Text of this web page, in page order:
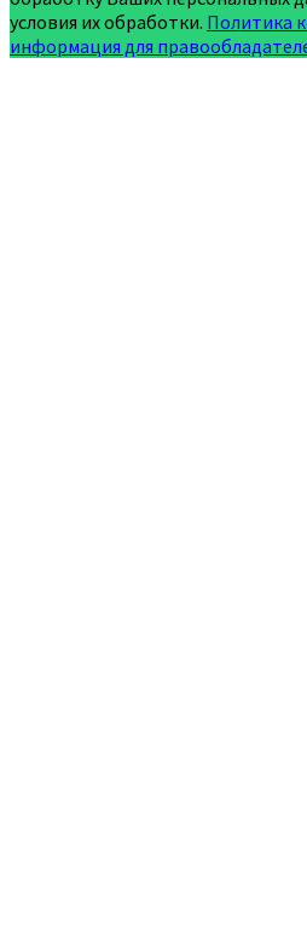
условия их обработки. Политика
информация для